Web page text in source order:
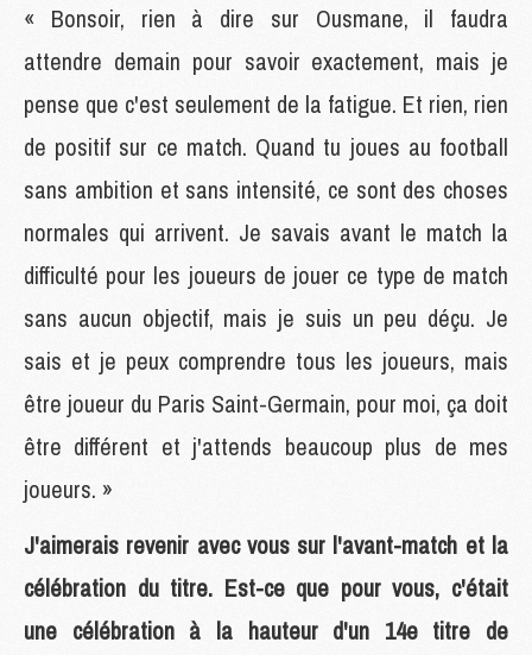
« Bonsoir, rien à dire sur Ousmane, il faudra
attendre demain pour savoir exactement, mais je
pense que c'est seulement de la fatigue. Et rien, rien
de positif sur ce match. Quand tu joues au football
sans ambition et sans intensité, ce sont des choses
normales qui arrivent. Je savais avant le match la
difficulté pour les joueurs de jouer ce type de match
sans aucun objectif, mais je suis un peu déçu. Je
sais et je peux comprendre tous les joueurs, mais
être joueur du Paris Saint-Germain, pour moi, ça doit
être différent et j'attends beaucoup plus de mes
joueurs. »
J'aimerais revenir avec vous sur l'avant-match et la
célébration du titre. Est-ce que pour vous, c'était
une célébration à la hauteur d'un 14e titre de